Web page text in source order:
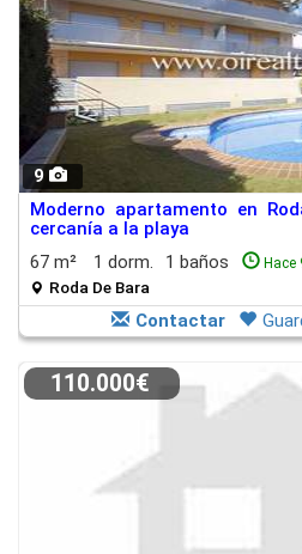
9
Moderno apartamento en
cercanía a la playa
67 m²
1 dorm. 1 baños Hace
Roda De Bara
Contactar
110.000€